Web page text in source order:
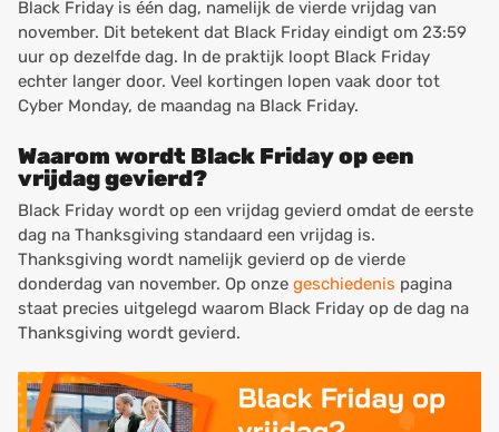
Black Friday is één dag, namelijk de vierde vrijdag van
november. Dit betekent dat Black Friday eindigt om 23:59
uur op dezelfde dag. In de praktijk loopt Black Friday
echter langer door. Veel kortingen lopen vaak door tot
Cyber Monday, de maandag na Black Friday.
Waarom wordt Black Friday op een
vrijdag gevierd?
Black Friday wordt op een vrijdag gevierd omdat de eerste
dag na Thanksgiving standaard een vrijdag is.
Thanksgiving wordt namelijk gevierd op de vierde
donderdag van november. Op onze geschiedenis pagina
staat precies uitgelegd waarom Black Friday op de dag na
Thanksgiving wordt gevierd.